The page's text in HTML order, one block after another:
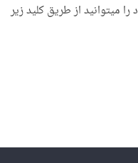
میتوانید از طریق کلید زیر